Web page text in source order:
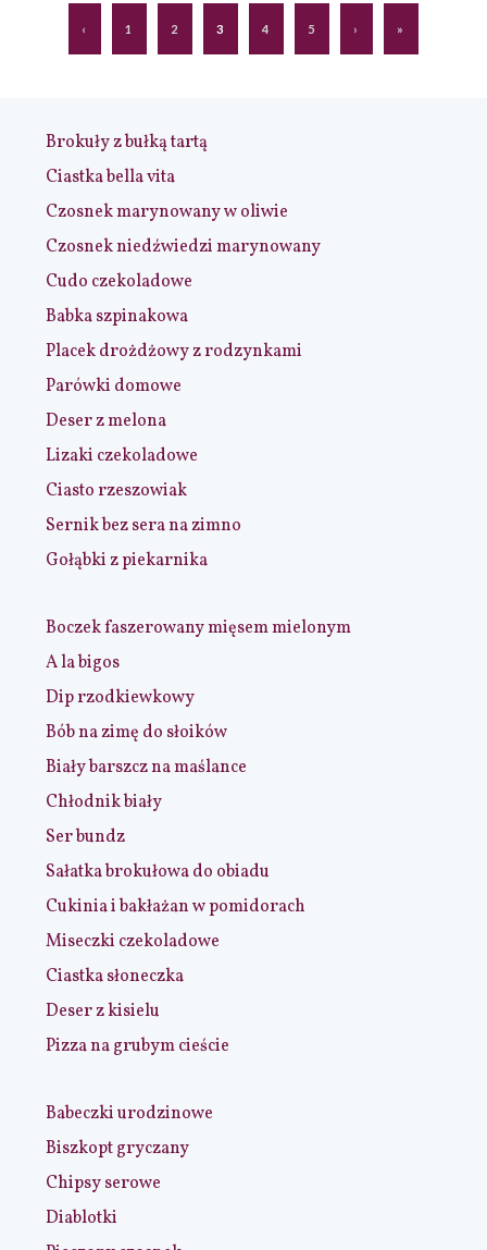
‹ 1 2 3 4 5 › »
Brokuły z bułką tartą
Ciastka bella vita
Czosnek marynowany w oliwie
Czosnek niedźwiedzi marynowany
Cudo czekoladowe
Babka szpinakowa
Placek drożdżowy z rodzynkami
Parówki domowe
Deser z melona
Lizaki czekoladowe
Ciasto rzeszowiak
Sernik bez sera na zimno
Gołąbki z piekarnika
Boczek faszerowany mięsem mielonym
A la bigos
Dip rzodkiewkowy
Bób na zimę do słoików
Biały barszcz na maślance
Chłodnik biały
Ser bundz
Sałatka brokułowa do obiadu
Cukinia i bakłażan w pomidorach
Miseczki czekoladowe
Ciastka słoneczka
Deser z kisielu
Pizza na grubym cieście
Babeczki urodzinowe
Biszkopt gryczany
Chipsy serowe
Diablotki